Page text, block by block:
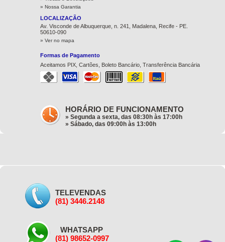
» Nossa Garantia
LOCALIZAÇÃO
Av. Visconde de Albuquerque, n. 241, Madalena, Recife - PE.
50610-090
» Ver no mapa
Formas de Pagamento
Aceitamos PIX, Cartões, Boleto Bancário, Transferência Bancária
HORÁRIO DE FUNCIONAMENTO
» Segunda a sexta, das 08:30h às 17:00h
» Sábado, das 09:00h às 13:00h
TELEVENDAS
(81) 3446.2148
WHATSAPP
(81) 98652-0997